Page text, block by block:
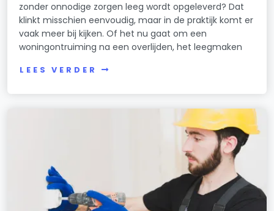
zonder onnodige zorgen leeg wordt opgeleverd? Dat
klinkt misschien eenvoudig, maar in de praktijk komt er
vaak meer bij kijken. Of het nu gaat om een
woningontruiming na een overlijden, het leegmaken
LEES VERDER